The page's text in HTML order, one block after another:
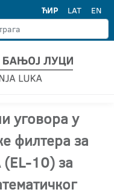
ЋИР LAT EN
уговора у
филтера за
(EL-10) за